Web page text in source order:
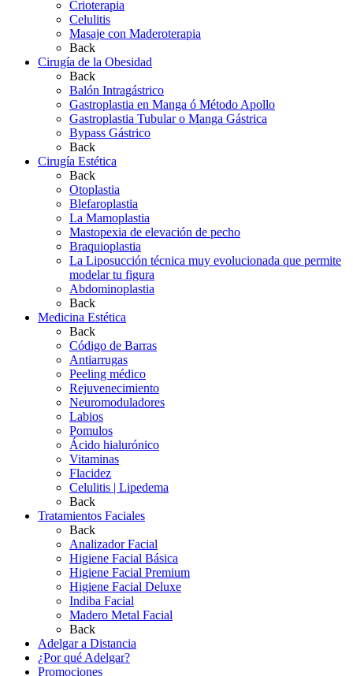
Crioterapia
Celulitis
Masaje con Maderoterapia
Back
Cirugía de la Obesidad
Back
Balón Intragástrico
Gastroplastia en Manga ó Método Apollo
Gastroplastia Tubular o Manga Gástrica
Bypass Gástrico
Back
Cirugía Estética
Back
Otoplastia
Blefaroplastia
La Mamoplastia
Mastopexia de elevación de pecho
Braquioplastia
La Liposucción técnica muy evolucionada que permite
modelar tu figura
Abdominoplastia
Back
Medicina Estética
Back
Código de Barras
Antiarrugas
Peeling médico
Rejuvenecimiento
Neuromoduladores
Labios
Pomulos
Ácido hialurónico
Vitaminas
Flacidez
Celulitis | Lipedema
Back
Tratamientos Faciales
Back
Analizador Facial
Higiene Facial Básica
Higiene Facial Premium
Higiene Facial Deluxe
Indiba Facial
Madero Metal Facial
Back
Adelgar a Distancia
¿Por qué Adelgar?
Promociones